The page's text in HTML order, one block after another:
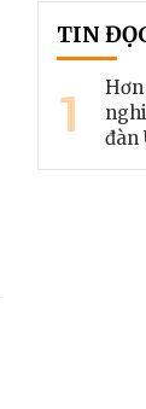
TIN
1
đàn